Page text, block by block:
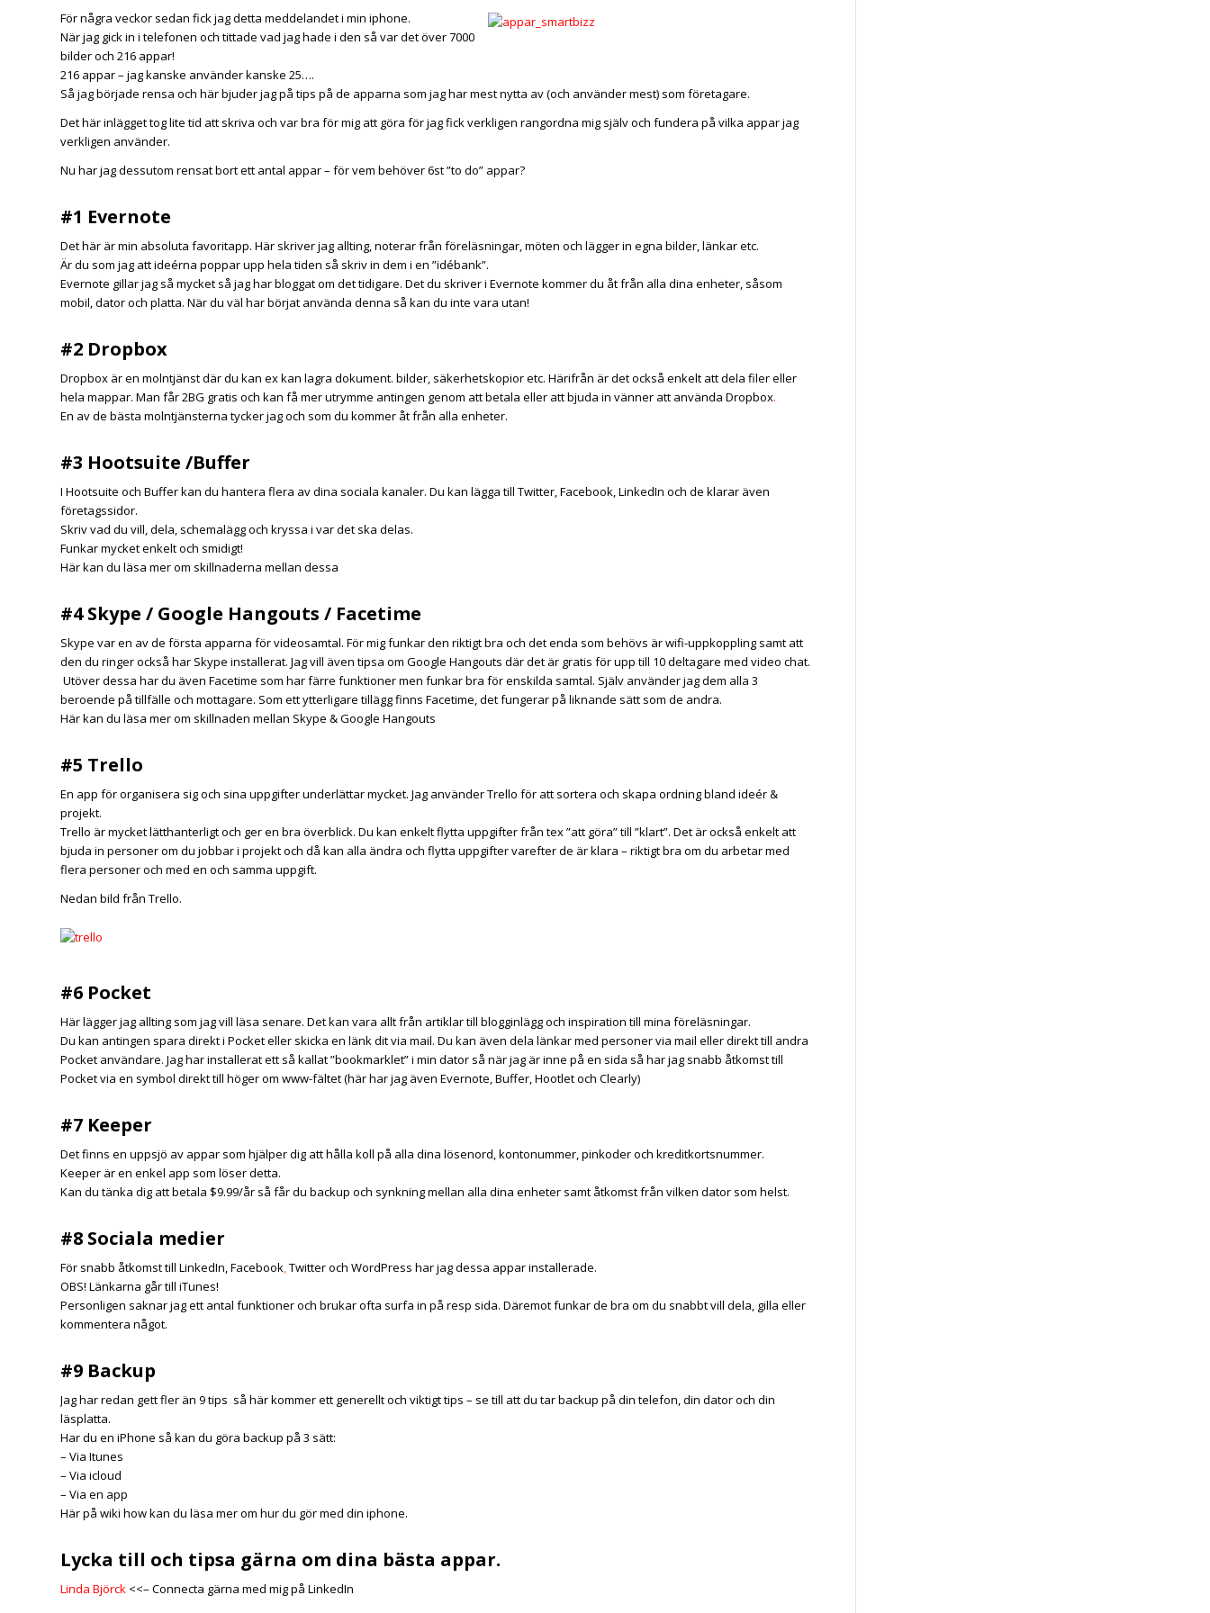
För några veckor sedan fick jag detta meddelandet i min iphone.
När jag gick in i telefonen och tittade vad jag hade i den så var det över 7000
bilder och 216 appar!
216 appar – jag kanske använder kanske 25….
Så jag började rensa och här bjuder jag på tips på de apparna som jag har mest nytta av (och använder mest) som företagare.
Det här inlägget tog lite tid att skriva och var bra för mig att göra för jag fick verkligen rangordna mig själv och fundera på vilka appar jag
verkligen använder.
Nu har jag dessutom rensat bort ett antal appar – för vem behöver 6st ”to do” appar?
#1 Evernote
Det här är min absoluta favoritapp. Här skriver jag allting, noterar från föreläsningar, möten och lägger in egna bilder, länkar etc.
Är du som jag att ideérna poppar upp hela tiden så skriv in dem i en ”idébank”.
Evernote gillar jag så mycket så jag harbloggatom det tidigare. Det du skriver i Evernote kommer du åt från alla dina enheter, såsom
mobil, dator och platta. När du väl har börjat använda denna så kan du inte vara utan!
#2 Dropbox
Dropbox är en molntjänst där du kan ex kan lagra dokument. bilder, säkerhetskopior etc. Härifrån är det också enkelt att dela filer eller
hela mappar. Man får 2BG gratis och kan få mer utrymme antingen genom att betala eller att bjuda in vänner att använda Dropbox.
En av de bästa molntjänsterna tycker jag och som du kommer åt från alla enheter.
#3 Hootsuite /Buffer
I Hootsuite och Bufferkan du hantera flera av dina sociala kanaler. Du kan lägga till Twitter, Facebook, LinkedIn och de klarar även
företagssidor.
Skriv vad du vill, dela, schemalägg och kryssa i var det ska delas.
Funkar mycket enkelt och smidigt!
Här kan du läsa mer om skillnaderna mellan dessa
#4 Skype / Google Hangouts / Facetime
Skype var en av de första apparna för videosamtal. För mig funkar den riktigt bra och det enda som behövs är wifi-uppkoppling samt att
den du ringer också har Skype installerat. Jag vill även tipsa om Google Hangouts där det är gratis för upp till 10 deltagare med video chat.
Utöver dessa har du även Facetime som har färre funktioner men funkar bra för enskilda samtal. Själv använder jag dem alla 3
beroende på tillfälle och mottagare. Som ett ytterligare tillägg finns Facetime, det fungerar på liknande sätt som de andra.
Här kan du läsa mer om skillnaden mellan Skype & Google Hangouts
#5 Trello
En app för organisera sig och sina uppgifter underlättar mycket. Jag använder Trello för att sortera och skapa ordning bland ideér &
projekt.
Trello är mycket lätthanterligt och ger en bra överblick. Du kan enkelt flytta uppgifter från tex ”att göra” till ”klart”. Det är också enkelt att
bjuda in personer om du jobbar i projekt och då kan alla ändra och flytta uppgifter varefter de är klara – riktigt bra om du arbetar med
flera personer och med en och samma uppgift.
Nedan bild från Trello.
#6 Pocket
Här lägger jag allting som jag vill läsa senare. Det kan vara allt från artiklar till blogginlägg och inspiration till mina föreläsningar.
Du kan antingen spara direkt i Pocketeller skicka en länk dit via mail. Du kan även dela länkar med personer via mail eller direkt till andra
Pocket användare. Jag har installerat ett så kallat ”bookmarklet” i min dator så när jag är inne på en sida så har jag snabb åtkomst till
Pocket via en symbol direkt till höger om www-fältet (här har jag även Evernote, Buffer, Hootlet och Clearly)
#7 Keeper
Det finns en uppsjö av appar som hjälper dig att hålla koll på alla dina lösenord, kontonummer, pinkoder och kreditkortsnummer.
Keeper är en enkel app som löser detta.
Kan du tänka dig att betala $9.99/år så får du backup och synkning mellan alla dina enheter samt åtkomst från vilken dator som helst.
#8 Sociala medier
För snabb åtkomst till LinkedIn,Facebook,Twitteroch WordPress har jag dessa appar installerade.
OBS! Länkarna går till iTunes!
Personligen saknar jag ett antal funktioner och brukar ofta surfa in på resp sida. Däremot funkar de bra om du snabbt vill dela, gilla eller
kommentera något.
#9 Backup
Jag har redan gett fler än 9 tips så här kommer ett generellt och viktigt tips – se till att du tar backup på din telefon, din dator och din
läsplatta.
Har du en iPhone så kan du göra backup på 3 sätt:
– Via Itunes
– Via icloud
– Via en app
Här på wiki howkan du läsa mer om hur du gör med din iphone.
Lycka till och tipsa gärna om dina bästa appar.
Linda Björck <<– Connecta gärna med mig på LinkedIn